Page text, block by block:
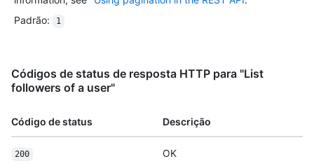
Padrão: 1
Códigos de status de resposta HTTP para "List
followers of a user"
Código de status Descrição
200 OK